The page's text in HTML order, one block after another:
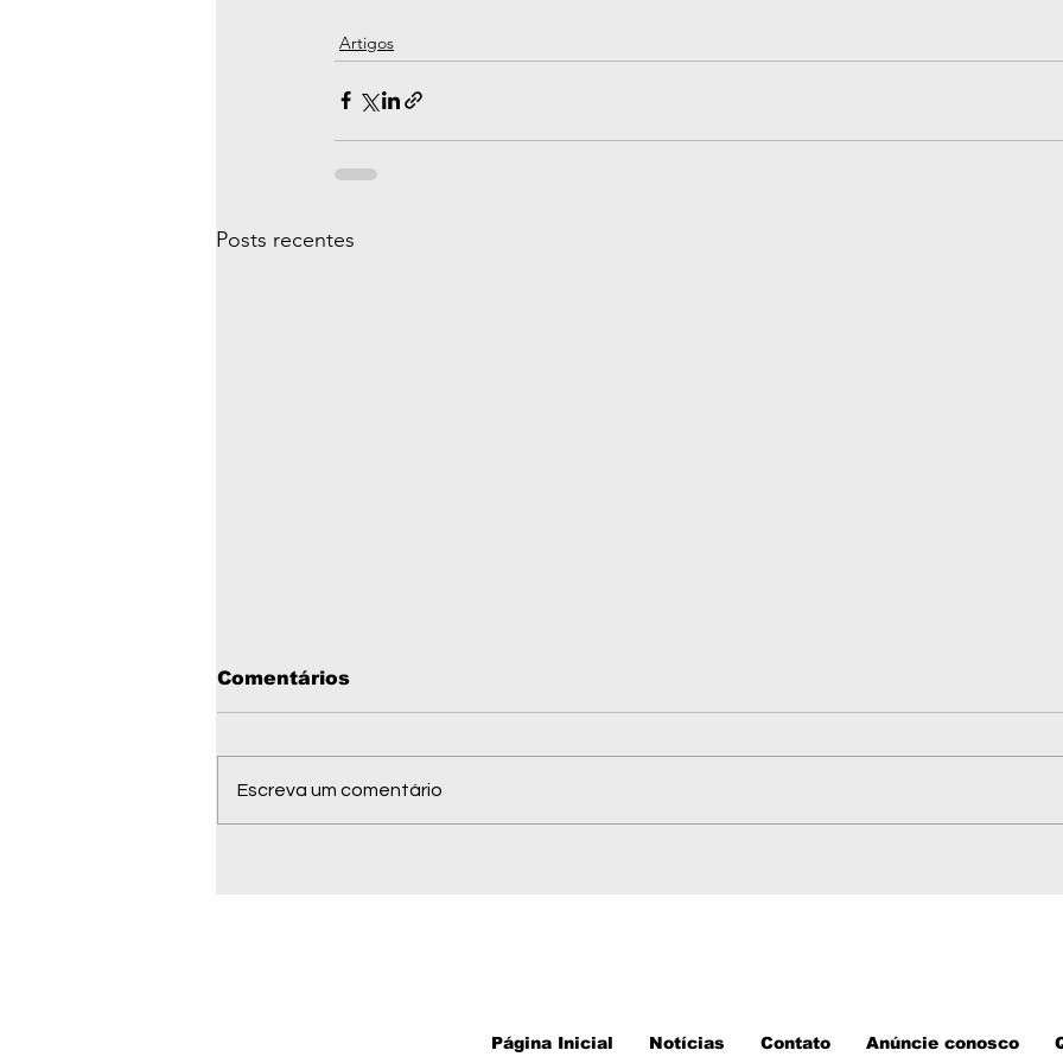
Artigos
Posts recentes
Comentários
Escreva um comentário
Página Inicial Notícias Contato Anúncie conosco